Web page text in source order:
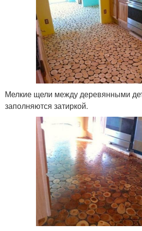
Мелкие щели между деревянными
заполняются затиркой.